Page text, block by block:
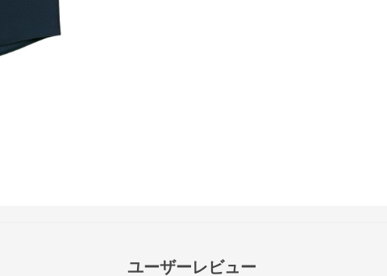
ユーザーレビュー